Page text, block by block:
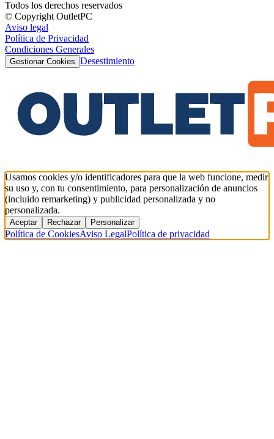
Todos los derechos reservados
© Copyright OutletPC
Aviso legal
Política de Privacidad
Condiciones Generales
Gestionar Cookies Desestimiento
Usamos cookies y/o identificadores para que la web funcione, medir
su uso y, con tu consentimiento, para personalización de anuncios
(incluido remarketing) y publicidad personalizada y no
personalizada.
Aceptar Rechazar Personalizar
Política de CookiesAviso LegalPolítica de privacidad